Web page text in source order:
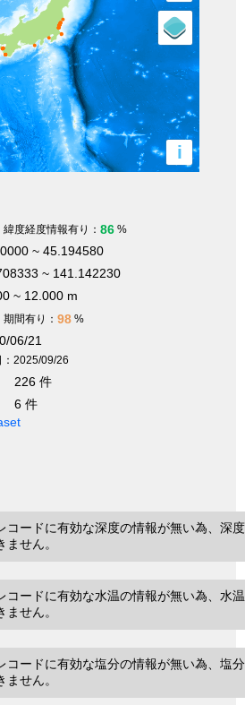
i
緯度経度情報有り： 86 %
~ 45.194580
~ 141.142230
~ 12.000 m
期間有り： 98 %
06/21
2025/09/26
226 件
6 件
コードに有効な深度の情報が無い為、深
せん。
コードに有効な水温の情報が無い為、水
せん。
コードに有効な塩分の情報が無い為、塩
せん。